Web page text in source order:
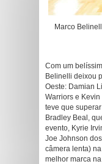
Marco
Com um
Belinelli deixou
Oeste: Damian
Warriors e
teve que
Bradley Beal,
evento, Kyrie
Joe Johnson
câmera lenta)
melhor marca